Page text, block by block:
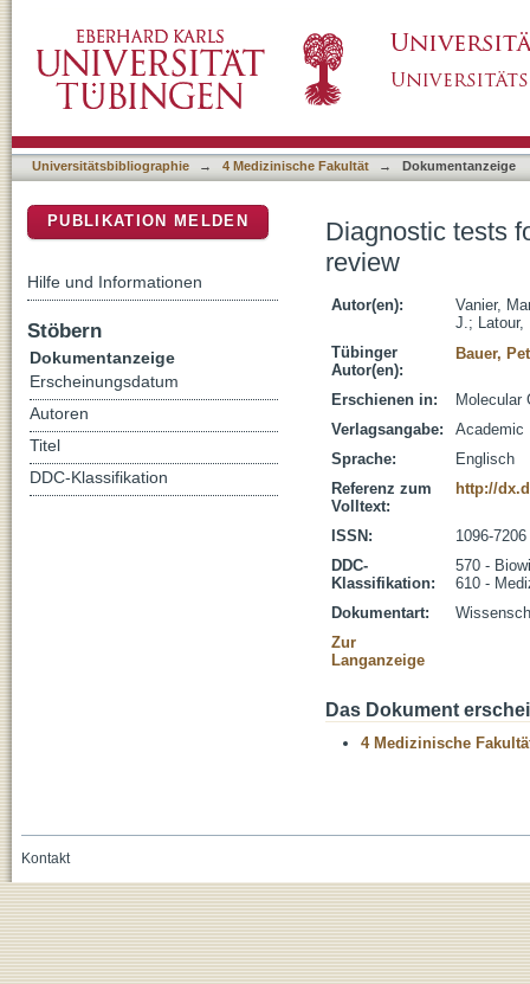
Universitätsbibliographie → 4 Medizinische Fakultät → Dokumentanzeige
Diagnostic tests
review
Autor(en):
Vanier,
J.; Latour,
Tübinger
Autor(en):
Bauer,
Erschienen in:
Molecular
Verlagsangabe:
Academic
Sprache:
Englisch
Referenz zum
Volltext:
http://
ISSN:
1096-7206
DDC-
Klassifikation:
570 -
610 -
Dokumentart:
Zur
Langanzeige
Das Dokument
4 Medizinische
PUBLIKATION MELDEN
Hilfe und Informationen
Stöbern
Dokumentanzeige
Erscheinungsdatum
Autoren
Titel
DDC-Klassifikation
Kontakt